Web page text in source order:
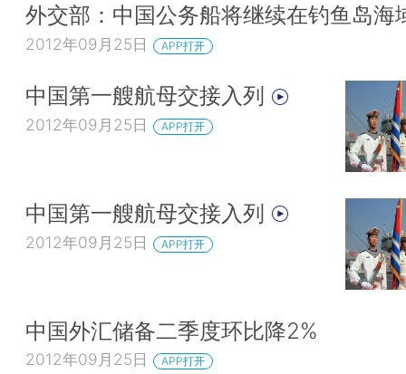
外交部：中国公务船将继续在钓鱼岛海
2012年09月25日 APP打开
中国第一艘航母交接入列
2012年09月25日 APP打开
中国第一艘航母交接入列
2012年09月25日 APP打开
中国外汇储备二季度环比降2%
2012年09月25日 APP打开